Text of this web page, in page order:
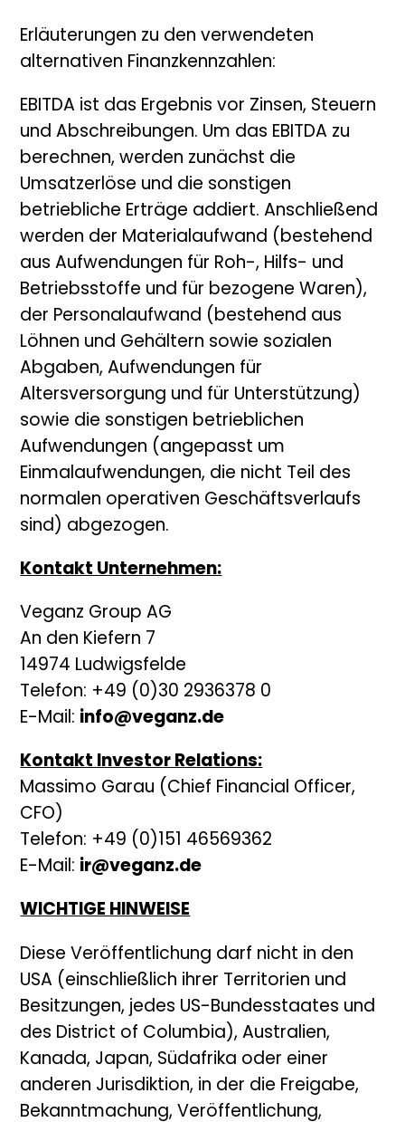
Erläuterungen zu den verwendeten
alternativen Finanzkennzahlen:
EBITDA ist das Ergebnis vor Zinsen, Steuern
und Abschreibungen. Um das EBITDA zu
berechnen, werden zunächst die
Umsatzerlöse und die sonstigen
betriebliche Erträge addiert. Anschließend
werden der Materialaufwand (bestehend
aus Aufwendungen für Roh-, Hilfs- und
Betriebsstoffe und für bezogene Waren),
der Personalaufwand (bestehend aus
Löhnen und Gehältern sowie sozialen
Abgaben, Aufwendungen für
Altersversorgung und für Unterstützung)
sowie die sonstigen betrieblichen
Aufwendungen (angepasst um
Einmalaufwendungen, die nicht Teil des
normalen operativen Geschäftsverlaufs
sind) abgezogen.
Kontakt Unternehmen:
Veganz Group AG
An den Kiefern 7
14974 Ludwigsfelde
Telefon: +49 (0)30 2936378 0
E-Mail: info@veganz.de
Kontakt Investor Relations:
Massimo Garau (Chief Financial Officer,
CFO)
Telefon: +49 (0)151 46569362
E-Mail: ir@veganz.de
WICHTIGE HINWEISE
Diese Veröffentlichung darf nicht in den
USA (einschließlich ihrer Territorien und
Besitzungen, jedes US-Bundesstaates und
des District of Columbia), Australien,
Kanada, Japan, Südafrika oder einer
anderen Jurisdiktion, in der die Freigabe,
Bekanntmachung, Veröffentlichung,